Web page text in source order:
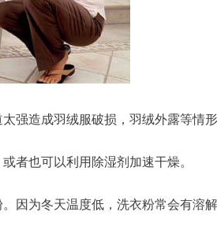
强造成羽绒服破损，羽绒外露等情形
者也可以利用除湿剂加速干燥。
因为冬天温度低，洗衣粉常会有溶